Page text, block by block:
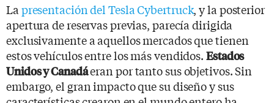
La presentación del Tesla Cybertruck, y la posterior
apertura de reservas previas, parecía dirigida
exclusivamente a aquellos mercados que tienen
estos vehículos entre los más vendidos. Estados
Unidos y Canadáeran por tanto sus objetivos. Sin
embargo, el gran impacto que su diseño y sus